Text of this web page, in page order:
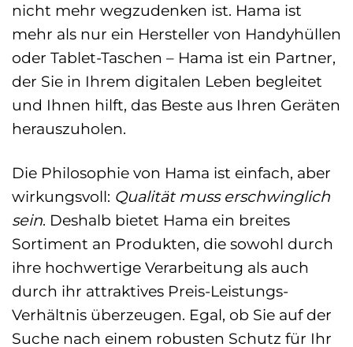
nicht mehr wegzudenken ist. Hama ist
mehr als nur ein Hersteller von Handyhüllen
oder Tablet-Taschen – Hama ist ein Partner,
der Sie in Ihrem digitalen Leben begleitet
und Ihnen hilft, das Beste aus Ihren Geräten
herauszuholen.
Die Philosophie von Hama ist einfach, aber
wirkungsvoll: Qualität muss erschwinglich
sein. Deshalb bietet Hama ein breites
Sortiment an Produkten, die sowohl durch
ihre hochwertige Verarbeitung als auch
durch ihr attraktives Preis-Leistungs-
Verhältnis überzeugen. Egal, ob Sie auf der
Suche nach einem robusten Schutz für Ihr